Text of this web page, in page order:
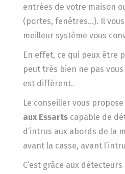
entrées de votre maison
(portes, fenêtres…). Il
meilleur système vous
En effet, ce qui peux être
peut très bien ne pas
est différent.
Le conseiller vous propose
aux Essartscapable de
d’intrus aux abords de la
avant la casse, avant
C’est grâce aux